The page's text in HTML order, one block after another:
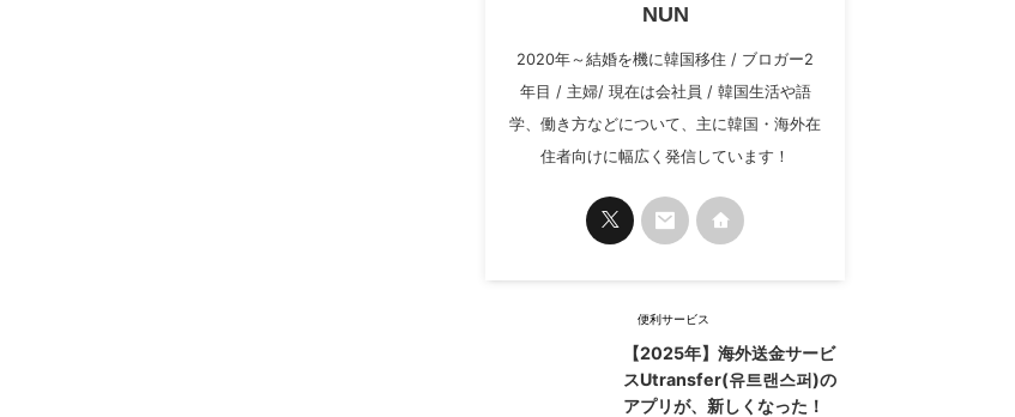
NUN
2020年～結婚を機に韓国移住 / ブロガー2
年目 / 主婦/ 現在は会社員 / 韓国生活や語
学、働き方などについて、主に韓国・海外在
住者向けに幅広く発信しています！
便利サービス
【2025年】海外送金サービ
スUtransfer(유트랜스퍼)の
アプリが、新しくなった！